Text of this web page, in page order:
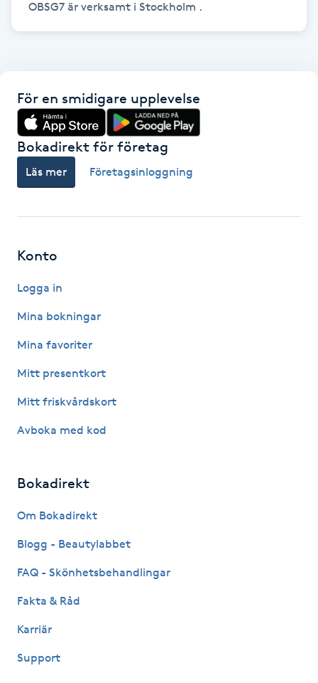
Gel naglar
Gelenaglar
Gravidyoga
Gua Sha-massage
Headspa
Herrklippning
Hollywood Peel
OBSG7 är verksamt i Stockholm .
För en smidigare upplevelse
Bokadirekt för företag
Läs mer Företagsinloggning
Konto
Logga in
Mina bokningar
Mina favoriter
Mitt presentkort
Mitt friskvårdskort
Avboka med kod
Bokadirekt
Om Bokadirekt
Blogg - Beautylabbet
FAQ - Skönhetsbehandlingar
Fakta & Råd
Karriär
Support